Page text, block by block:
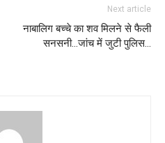
Next article
नाबालिग बच्चे का शव मिलने से फैली
सनसनी…जांच में जुटी पुलिस…